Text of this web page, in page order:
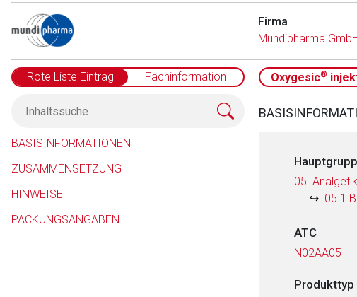
Firma
Mundipharma
Rote Liste Eintrag Fachinformation Oxygesic®
BASISINFORMATIONEN
ZUSAMMENSETZUNG
HINWEISE
PACKUNGSANGABEN
05.
ATC
N02AA05
Produkttyp